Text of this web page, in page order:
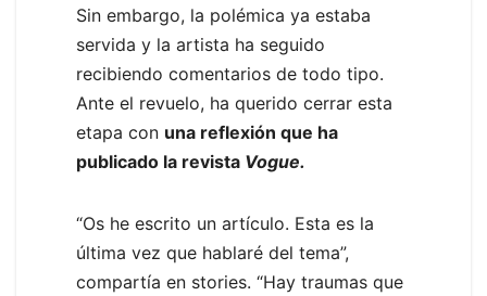
Sin embargo, la polémica ya estaba
servida y la artista ha seguido
recibiendo comentarios de todo tipo.
Ante el revuelo, ha querido cerrar esta
etapa con una reflexión que ha
publicado la revista Vogue.
“Os he escrito un artículo. Esta es la
última vez que hablaré del tema”,
compartía en stories. “Hay traumas que